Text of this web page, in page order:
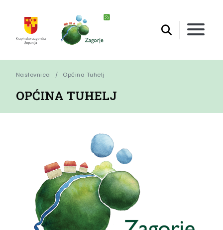
Naslovnica Općina Tuhelj
OPĆINA TUHELJ